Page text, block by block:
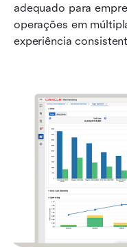
adequado para
operações em
experiência